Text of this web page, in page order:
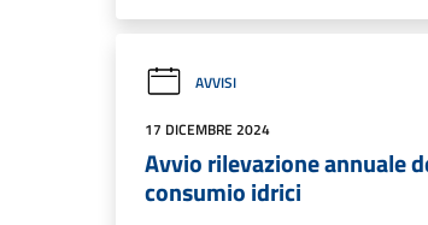
AVVISI
17 DICEMBRE 2024
Avvio rilevazione annuale
consumio idrici